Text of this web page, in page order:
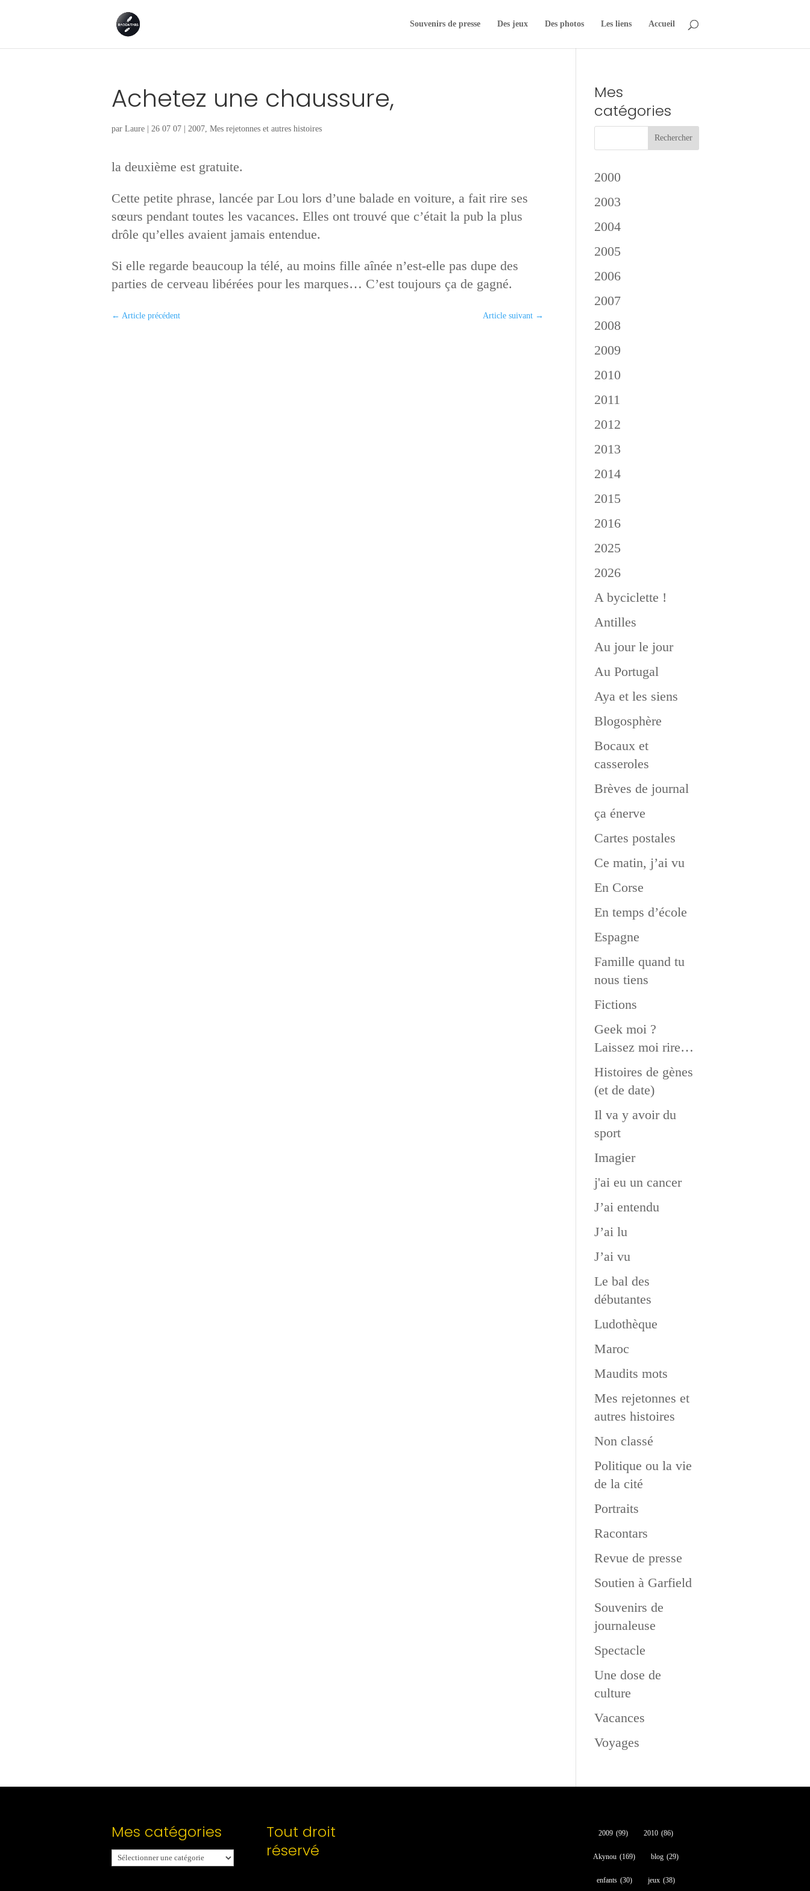
Souvenirs de presse Des jeux Des photos Les liens Accueil
Achetez une chaussure,
par Laure| 26 07 07| 2007, Mes rejetonnes et autres histoires
la deuxième est gratuite.
Cette petite phrase, lancée par Lou lors d’une balade en voiture, a fait rire ses
sœurs pendant toutes les vacances. Elles ont trouvé que c’était la pub la plus
drôle qu’elles avaient jamais entendue.
Si elle regarde beaucoup la télé, au moins fille aînée n’est-elle pas dupe des
parties de cerveau libérées pour les marques… C’est toujours ça de gagné.
← Article précédent Article suivant →
Mes
catégories
2000
2003
2004
2005
2006
2007
2008
2009
2010
2011
2012
2013
2014
2015
2016
2025
2026
A byciclette !
Antilles
Au jour le jour
Au Portugal
Aya et les siens
Blogosphère
Bocaux et
casseroles
Brèves de journal
ça énerve
Cartes postales
Ce matin, j’ai vu
En Corse
En temps d’école
Espagne
Famille quand tu
nous tiens
Fictions
Geek moi ?
Laissez moi rire…
Histoires de gènes
(et de date)
Il va y avoir du
sport
Imagier
j'ai eu un cancer
J’ai entendu
J’ai lu
J’ai vu
Le bal des
débutantes
Ludothèque
Maroc
Maudits mots
Mes rejetonnes et
autres histoires
Non classé
Politique ou la vie
de la cité
Portraits
Racontars
Revue de presse
Soutien à Garfield
Souvenirs de
journaleuse
Spectacle
Une dose de
culture
Vacances
Voyages
Mes catégories
Mes
catégories
Tout droit
réservé
2009 (99) 2010 (86)
Akynou (169) blog (29)
enfants (30) jeux (38)